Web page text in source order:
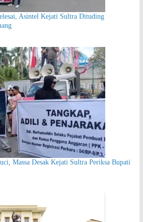
Asintel Kejati Sultra Dituding
Massa Desak Kejati Sultra Periksa Bupati